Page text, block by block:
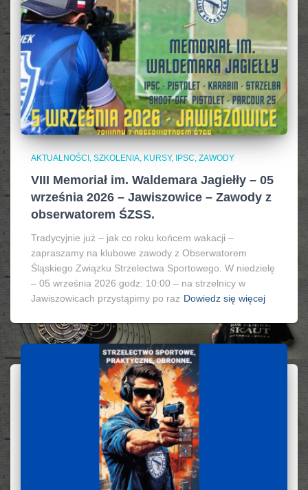
AKTUALNOŚCI, SZKOLENIA, KURSY, IPSC ZAWODY
VIII Memoriał im. Waldemara Jagiełły – 05
września 2026 – Jawiszowice – Zawody z
obserwatorem ŚZSS.
Tradycyjnie już – jak co roku końcem wakacji –
zapraszamy na klubowe zawody z Obserwatorem
Śląskiego Związku Strzelectwa Sportowego. W niedzielę
– 05 września 2026 godz: 10:00 – na strzelnicy w
Jawiszowicach przystąpimy po raz Dowiedz się więcej